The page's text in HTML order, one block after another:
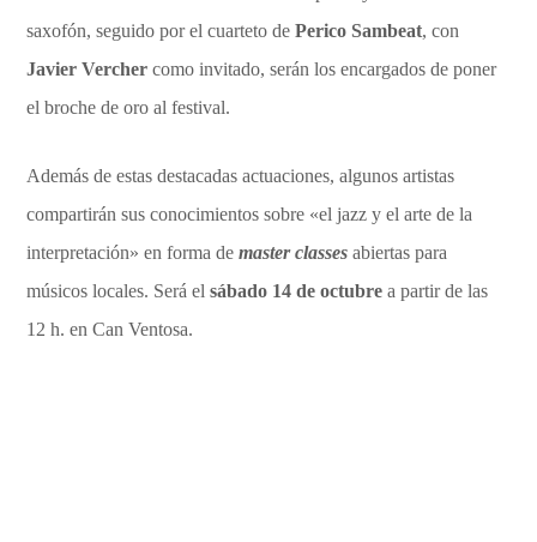
saxofón, seguido por el cuarteto dePerico Sambeat, con
Javier Vercher como invitado, serán los encargados de poner
el broche de oro al festival.
Además de estas destacadas actuaciones, algunos artistas
compartirán sus conocimientos sobre «el jazz y el arte de la
interpretación» en forma demaster classes abiertas para
músicos locales. Será elsábado 14 de octubre a partir de las
12 h. en Can Ventosa.